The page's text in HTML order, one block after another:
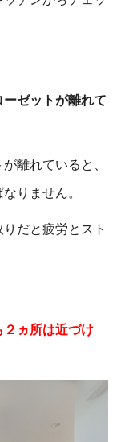
ゼットが離れて
離れていると、
りません。
だと疲労とスト
ヵ所は近づけ